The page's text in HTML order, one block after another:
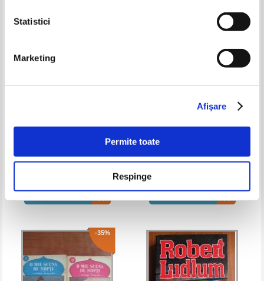
Statistici
Marketing
Afişare
Permite toate
Respinge
Vladimir Nabokov - Vorbeste,
Tim Winton - Respiratia
-35%